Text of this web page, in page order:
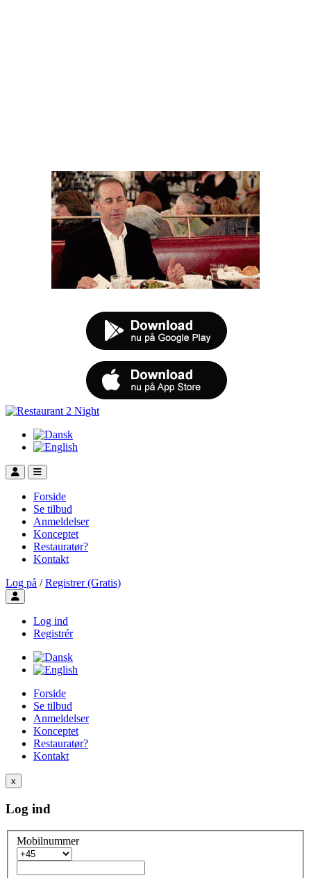
Forside
Se tilbud
Anmeldelser
Konceptet
Restauratør?
Kontakt
Log på / Registrer (Gratis)
Toggle user menu
Log ind
Registrér
Forside
Se tilbud
Anmeldelser
Konceptet
Restauratør?
Kontakt
x
Log ind
Mobilnummer